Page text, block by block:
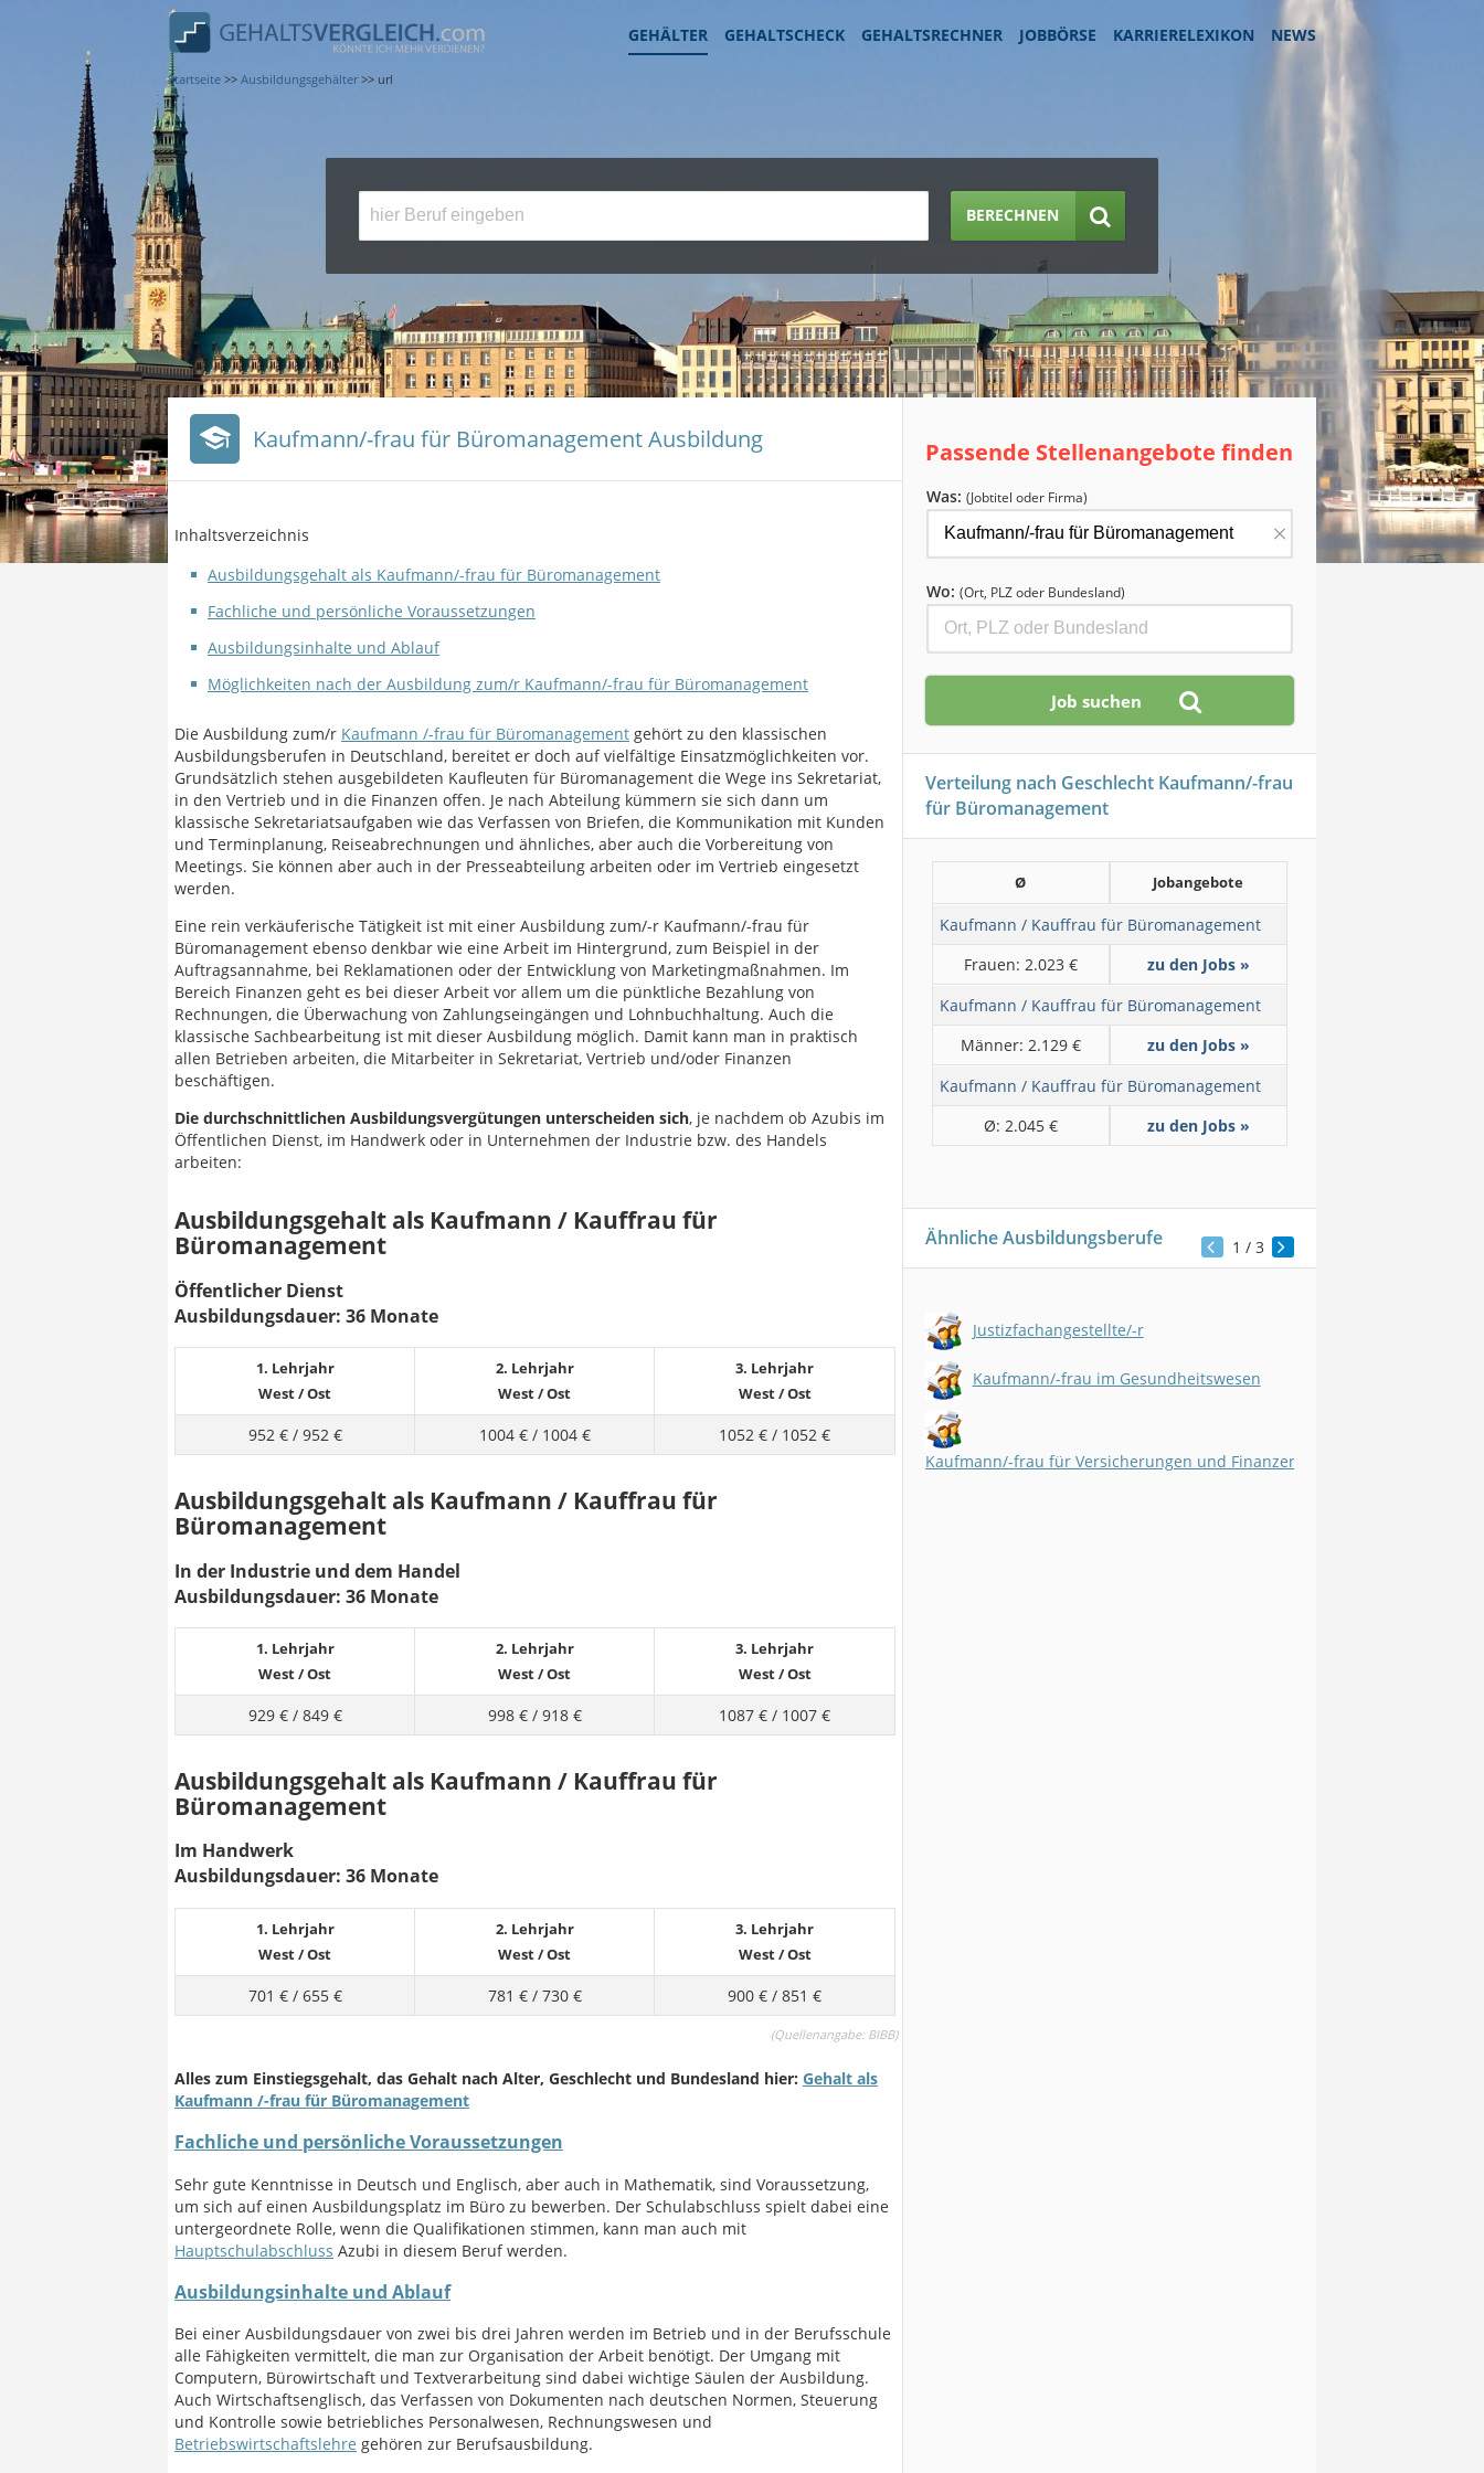
GEHÄLTER GEHALTSCHECK GEHALTSRECHNER JOBBÖRSE KARRIERELEXIKON NEWS
Startseite >> Ausbildungsgehälter >> url
BERECHNEN
Kaufmann/-frau für Büromanagement Ausbildung
Inhaltsverzeichnis
Ausbildungsgehalt als Kaufmann/-frau für Büromanagement
Fachliche und persönliche Voraussetzungen
Ausbildungsinhalte und Ablauf
Möglichkeiten nach der Ausbildung zum/r Kaufmann/-frau für Büromanagement
Die Ausbildung zum/r Kaufmann /-frau für Büromanagement gehört zu den klassischen
Ausbildungsberufen in Deutschland, bereitet er doch auf vielfältige Einsatzmöglichkeiten vor.
Grundsätzlich stehen ausgebildeten Kaufleuten für Büromanagement die Wege ins Sekretariat,
in den Vertrieb und in die Finanzen offen. Je nach Abteilung kümmern sie sich dann um
klassische Sekretariatsaufgaben wie das Verfassen von Briefen, die Kommunikation mit Kunden
und Terminplanung, Reiseabrechnungen und ähnliches, aber auch die Vorbereitung von
Meetings. Sie können aber auch in der Presseabteilung arbeiten oder im Vertrieb eingesetzt
werden.
Eine rein verkäuferische Tätigkeit ist mit einer Ausbildung zum/-r Kaufmann/-frau für
Büromanagement ebenso denkbar wie eine Arbeit im Hintergrund, zum Beispiel in der
Auftragsannahme, bei Reklamationen oder der Entwicklung von Marketingmaßnahmen. Im
Bereich Finanzen geht es bei dieser Arbeit vor allem um die pünktliche Bezahlung von
Rechnungen, die Überwachung von Zahlungseingängen und Lohnbuchhaltung. Auch die
klassische Sachbearbeitung ist mit dieser Ausbildung möglich. Damit kann man in praktisch
allen Betrieben arbeiten, die Mitarbeiter in Sekretariat, Vertrieb und/oder Finanzen
beschäftigen.
Die durchschnittlichen Ausbildungsvergütungen unterscheiden sich, je nachdem ob Azubis im
Öffentlichen Dienst, im Handwerk oder in Unternehmen der Industrie bzw. des Handels
arbeiten:
Ausbildungsgehalt als Kaufmann / Kauffrau für
Büromanagement
Öffentlicher Dienst
Ausbildungsdauer: 36 Monate
1. Lehrjahr
West/Ost
2. Lehrjahr
West/Ost
3. Lehrjahr
West/Ost
952 €/ 952 € 1004 €/ 1004 € 1052 € / 1052 €
Ausbildungsgehalt als Kaufmann / Kauffrau für
Büromanagement
In der Industrie und dem Handel
Ausbildungsdauer: 36 Monate
1. Lehrjahr
West/Ost
2. Lehrjahr
West/Ost
3. Lehrjahr
West/Ost
929 €/ 849 € 998 €/ 918 € 1087 € / 1007 €
Ausbildungsgehalt als Kaufmann / Kauffrau für
Büromanagement
Im Handwerk
Ausbildungsdauer: 36 Monate
1. Lehrjahr
West/Ost
2. Lehrjahr
West/Ost
3. Lehrjahr
West/Ost
701 €/ 655 € 781 €/ 730 € 900 € / 851 €
(Quellenangabe: BIBB)
Alles zum Einstiegsgehalt, das Gehalt nach Alter, Geschlecht und Bundesland hier: Gehalt als
Kaufmann /-frau für Büromanagement
Fachliche und persönliche Voraussetzungen
Sehr gute Kenntnisse in Deutsch und Englisch, aber auch in Mathematik, sind Voraussetzung,
um sich auf einen Ausbildungsplatz im Büro zu bewerben. Der Schulabschluss spielt dabei eine
untergeordnete Rolle, wenn die Qualifikationen stimmen, kann man auch mit
Hauptschulabschluss Azubi in diesem Beruf werden.
Ausbildungsinhalte und Ablauf
Bei einer Ausbildungsdauer von zwei bis drei Jahren werden im Betrieb und in der Berufsschule
alle Fähigkeiten vermittelt, die man zur Organisation der Arbeit benötigt. Der Umgang mit
Computern, Bürowirtschaft und Textverarbeitung sind dabei wichtige Säulen der Ausbildung.
Auch Wirtschaftsenglisch, das Verfassen von Dokumenten nach deutschen Normen, Steuerung
und Kontrolle sowie betriebliches Personalwesen, Rechnungswesen und
Betriebswirtschaftslehre gehören zur Berufsausbildung.
Passende Stellenangebote finden
Was: (Jobtitel oder Firma)
×
Wo: (Ort, PLZ oder Bundesland)
Verteilung nach Geschlecht Kaufmann/-frau
für Büromanagement
Ø Jobangebote
Kaufmann / Kauffrau für Büromanagement
Frauen: 2.023 €
zu den Jobs »
Kaufmann / Kauffrau für Büromanagement
Männer: 2.129 €
zu den Jobs »
Kaufmann / Kauffrau für Büromanagement
Ø: 2.045 €
zu den Jobs »
Ähnliche Ausbildungsberufe 1 / 3
Justizfachangestellte/-r
Kaufmann/-frau im Gesundheitswesen
Kaufmann/-frau für Versicherungen und Finanzen (alle FR)